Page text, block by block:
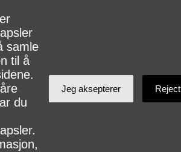
Norge, Tuva Krogh Widskjold.
samle
til å
du
Jeg aksepterer Reject